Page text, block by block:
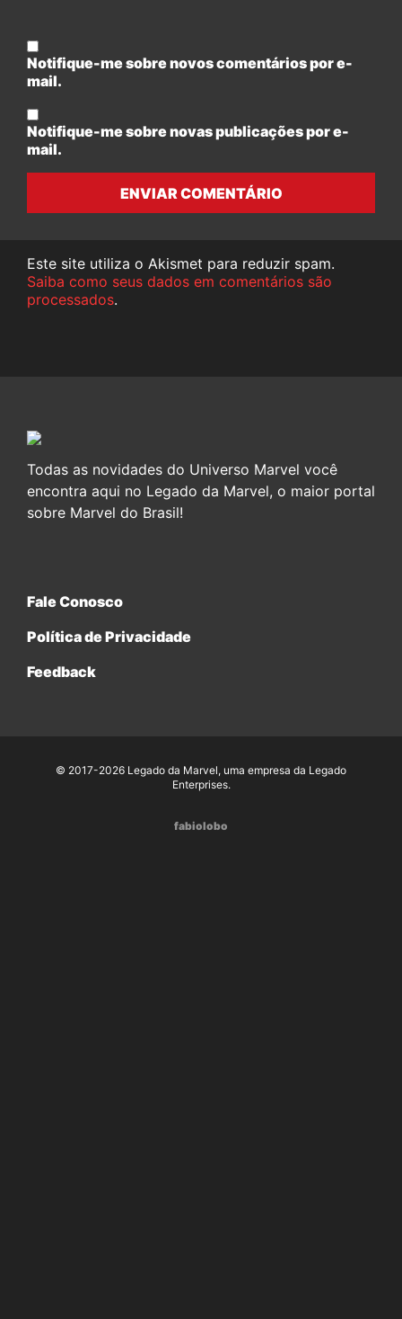
Notifique-me sobre novos comentários por e-
mail.
Notifique-me sobre novas publicações por e-
mail.
ENVIAR COMENTÁRIO
Este site utiliza o Akismet para reduzir spam.
Saiba como seus dados em comentários são
processados.
Todas as novidades do Universo Marvel você
encontra aqui no Legado da Marvel, o maior portal
sobre Marvel do Brasil!
Fale Conosco
Política de Privacidade
Feedback
© 2017-2026 Legado da Marvel, uma empresa da Legado
Enterprises.
fabiolobo